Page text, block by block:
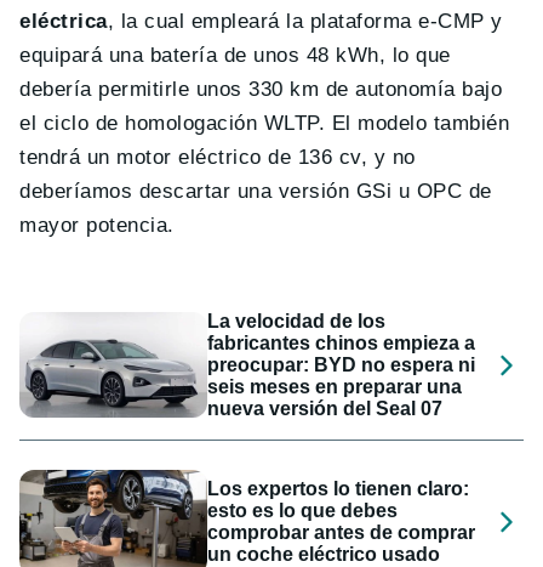
eléctrica, la cual empleará la plataforma e-CMP y
equipará una batería de unos 48 kWh, lo que
debería permitirle unos 330 km de autonomía bajo
el ciclo de homologación WLTP. El modelo también
tendrá un motor eléctrico de 136 cv, y no
deberíamos descartar una versión GSi u OPC de
mayor potencia.
La velocidad de los
fabricantes chinos empieza a
preocupar: BYD no espera ni
seis meses en preparar una
nueva versión del Seal 07
Los expertos lo tienen claro:
esto es lo que debes
comprobar antes de comprar
un coche eléctrico usado